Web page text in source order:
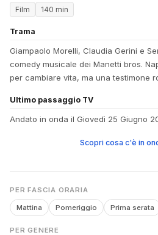
Film 140 min
Trama
Giampaolo Morelli, Claudia Gerini e
comedy musicale dei Manetti bros.
per cambiare vita, ma una testimone
Ultimo passaggio TV
Andato in onda il Giovedì 25 Giugno
Scopri cosa c'è in
PER FASCIA ORARIA
Mattina Pomeriggio Prima serata
PER GENERE